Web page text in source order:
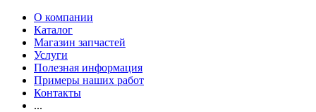
О компании
Каталог
Магазин запчастей
Услуги
Полезная информация
Примеры наших работ
Контакты
...